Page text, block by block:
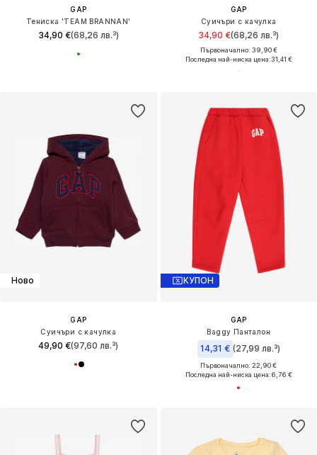
GAP
Тениска 'TEAM BRANNAN'
34,90 €(68,26 лв.³)
GAP
Суичъри с качулка
34,90 €(68,26 лв.³)
Първоначално: 39,90 €
Последна най-ниска цена:31,41 €
Ново
GAP
Суичъри с качулка
49,90 €(97,60 лв.³)
КУПОН
GAP
Baggy Панталон
14,31 € (27,99 лв.³)
Първоначално: 22,90 €
Последна най-ниска цена:6,76 €